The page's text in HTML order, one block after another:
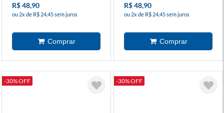
R$ 48,90
ou 2x de R$ 24,45 sem juros
R$ 48,90
ou 2x de R$ 24,45 sem juros
-30% OFF -30% OFF